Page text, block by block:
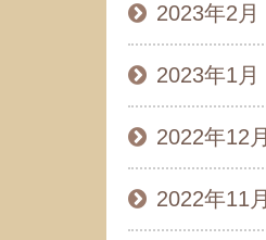
2023年2月
2023年1月
2022年12月
2022年11月